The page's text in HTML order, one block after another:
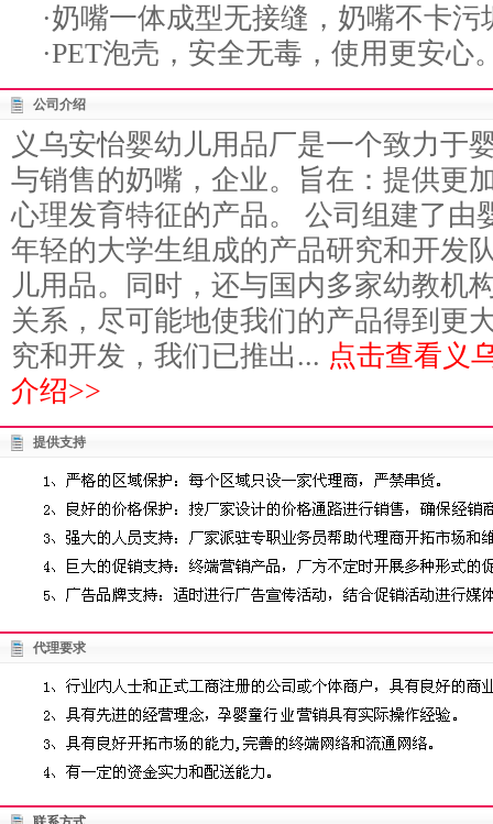
·奶嘴一体成型无接缝，奶嘴不卡污
·PET泡壳，安全无毒，使用更安心
公司介绍
义乌安怡婴幼儿用品厂是一个致力于
与销售的奶嘴，企业。旨在：提供更
心理发育特征的产品。 公司组建了由
年轻的大学生组成的产品研究和开发
儿用品。同时，还与国内多家幼教机
关系，尽可能地使我们的产品得到更
究和开发，我们已推出... 点击查看义
介绍>>
提供支持
代理要求